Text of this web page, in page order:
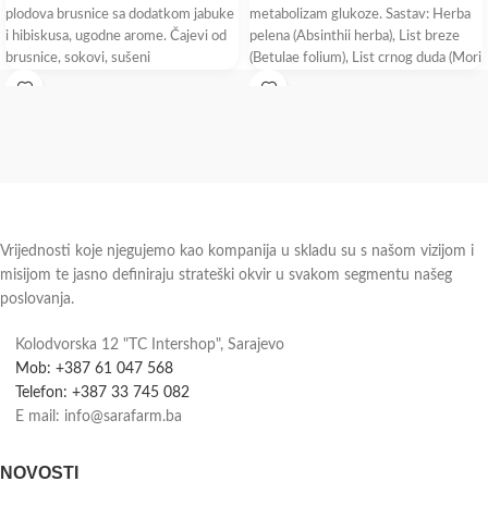
plodova brusnice sa dodatkom jabuke
i hibiskusa, ugodne arome. Čajevi od
brusnice, sokovi, sušeni
metabolizam glukoze. Sastav: Herba
pelena (Absinthii herba), List breze
(Betulae folium), List crnog duda (Mori
nigrae
Vrijednosti koje njegujemo kao kompanija u skladu su s našom vizijom i
misijom te jasno definiraju strateški okvir u svakom segmentu našeg
poslovanja.
Kolodvorska 12 "TC Intershop", Sarajevo
Mob: +387 61 047 568
Telefon: +387 33 745 082
E mail: info@sarafarm.ba
NOVOSTI